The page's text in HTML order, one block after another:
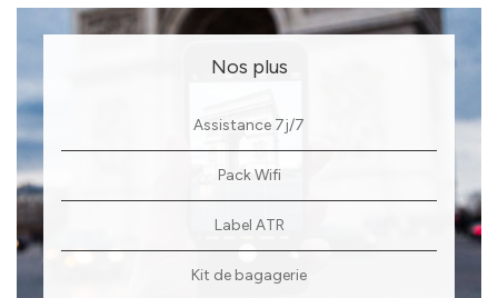
Nos plus
Assistance 7j/7
Pack Wifi
Label ATR
Kit de bagagerie